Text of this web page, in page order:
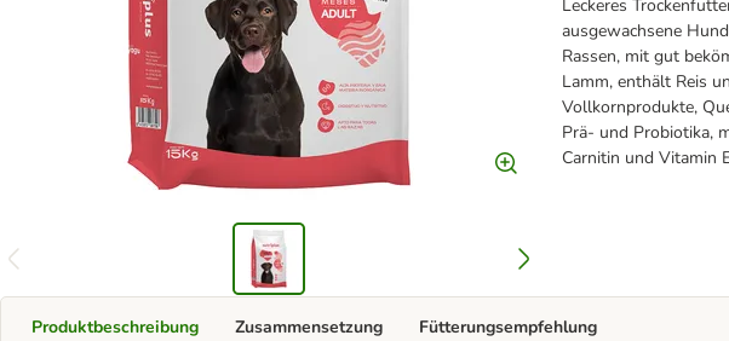
Leckeres
ausgewachsene
Rassen, mit gut
Lamm, enthält Reis
Vollkornprodukte,
Prä- und Probiotika,
Carnitin und Vitamin
Produktbeschreibung Zusammensetzung Fütterungsempfehlung